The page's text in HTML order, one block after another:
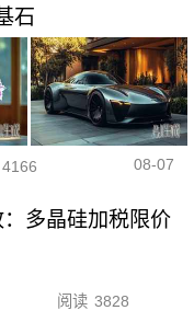
石
4166 08-07
多晶硅加税限价
阅读 3828